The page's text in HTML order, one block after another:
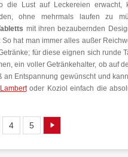
die Lust auf Leckereien erwacht,
ohne mehrmals laufen zu
mit ihren bezaubernden
hat man immer alles außer
für diese eignen sich runde
ein voller Getränkehalter, ob auf
Entspannung gewünscht und
Lambertoder Koziol einfach die
4 5